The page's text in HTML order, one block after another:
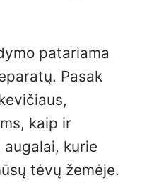
patariama
Pasak
kaip ir
kurie
tėvų žemėje.